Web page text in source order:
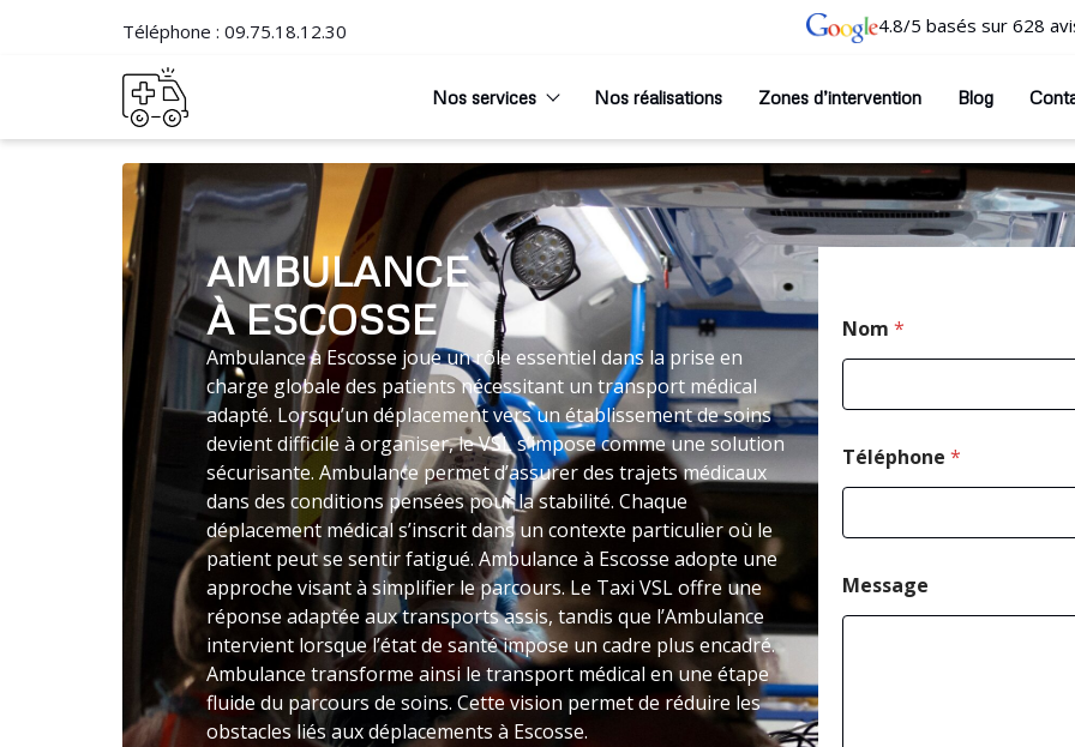
Téléphone : 09.75.18.12.30 4.8/5 basés sur 628
Nos services Nos réalisations Zones d’intervention Blog
AMBULANCE
À ESCOSSE
Ambulance à Escosse joue un rôle essentiel dans la prise en
charge globale des patients nécessitant un transport médical
adapté. Lorsqu’un déplacement vers un établissement de soins
devient difficile à organiser, le VSL s’impose comme une solution
sécurisante. Ambulance permet d’assurer des trajets médicaux
dans des conditions pensées pour la stabilité. Chaque
déplacement médical s’inscrit dans un contexte particulier où le
patient peut se sentir fatigué. Ambulance à Escosse adopte une
approche visant à simplifier le parcours. Le Taxi VSL offre une
réponse adaptée aux transports assis, tandis que l’Ambulance
intervient lorsque l’état de santé impose un cadre plus encadré.
Ambulance transforme ainsi le transport médical en une étape
fluide du parcours de soins. Cette vision permet de réduire les
obstacles liés aux déplacements à Escosse.
Nom *
Téléphone *
Message